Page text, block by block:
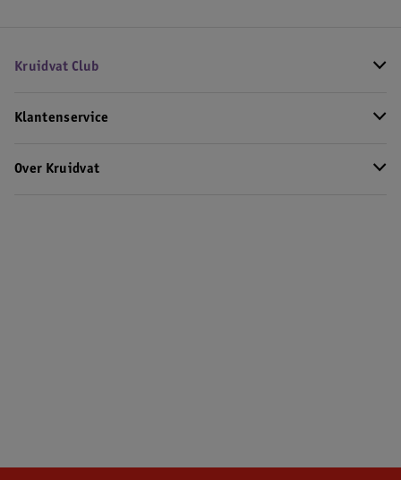
Kruidvat Club
Klantenservice
Over Kruidvat